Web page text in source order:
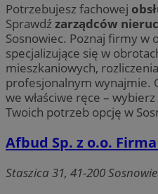
Potrzebujesz fachowej
Sprawdźzarządców
Sosnowiec. Poznaj firmy w
specjalizujące się w
mieszkaniowych,
profesjonalnym wynajmie.
we właściwe ręce –
Twoich potrzeb opcję w
Afbud Sp. z o.o.
Staszica 31, 41-200